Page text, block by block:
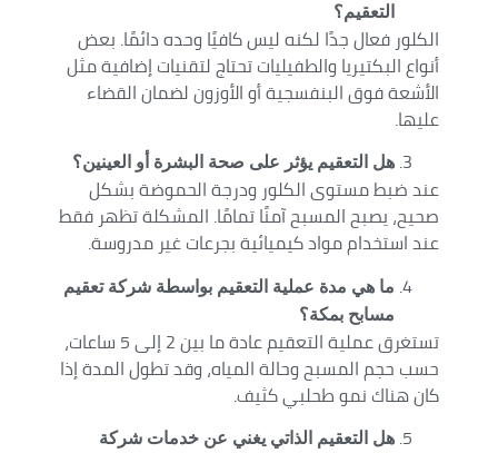
التعقيم؟
الكلور فعال جدًا لكنه ليس كافيًا وحده دائمًا. بعض
أنواع البكتيريا والطفيليات تحتاج لتقنيات إضافية مثل
الأشعة فوق البنفسجية أو الأوزون لضمان القضاء
عليها.
هل التعقيم يؤثر على صحة البشرة أو العينين؟
عند ضبط مستوى الكلور ودرجة الحموضة بشكل
صحيح، يصبح المسبح آمنًا تمامًا. المشكلة تظهر فقط
عند استخدام مواد كيميائية بجرعات غير مدروسة.
ما هي مدة عملية التعقيم بواسطة شركة تعقيم
مسابح بمكة؟
تستغرق عملية التعقيم عادة ما بين 2 إلى 5 ساعات،
حسب حجم المسبح وحالة المياه، وقد تطول المدة إذا
كان هناك نمو طحلبي كثيف.
هل التعقيم الذاتي يغني عن خدمات شركة